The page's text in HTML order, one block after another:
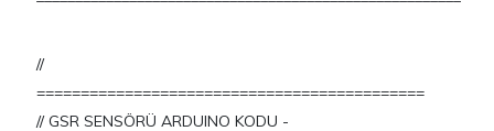
//
============================================
// GSR SENSÖRÜ ARDUINO KODU -